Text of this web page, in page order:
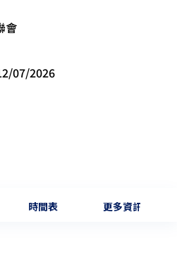
會
07/2026
時間表 更多資訊